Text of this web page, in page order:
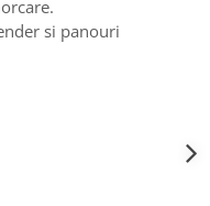
si panouri